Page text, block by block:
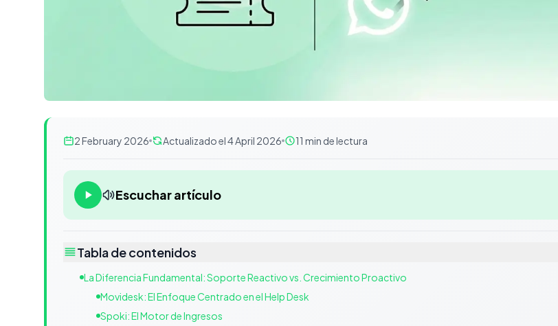
2 February 2026 Actualizado el 4 April 2026 11 min de lectura
Escuchar artículo
Tabla de contenidos
La Diferencia Fundamental: Soporte Reactivo vs. Crecimiento Proactivo
Movidesk: El Enfoque Centrado en el Help Desk
Spoki: El Motor de Ingresos